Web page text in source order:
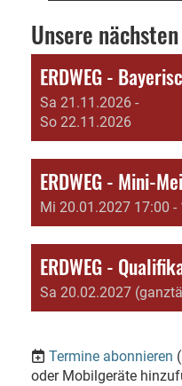
Unsere
Sa 21.11.2026 -
So 22.11.2026
Mi 20.01.2027 17:00 -
Sa 20.02.2027
Termine abonnieren
oder Mobilgeräte